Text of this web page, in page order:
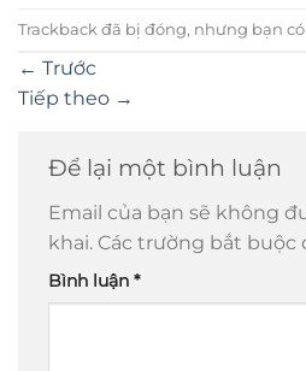
Trackback đã bị đóng, nhưng bạn
← Trước
Tiếp theo →
Để lại một bình luận
Email của bạn sẽ không
khai. Các trường bắt buộc
Bình luận *